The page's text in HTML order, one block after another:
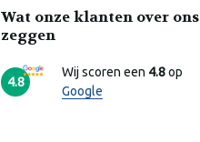
Wat onze klanten over ons
zeggen
4.8
Wij scoren een 4.8op
Google